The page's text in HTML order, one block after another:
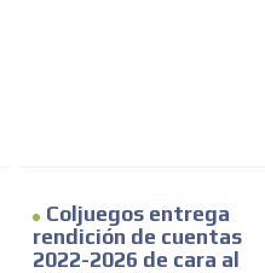
Coljuegos entrega
rendición de cuentas
2022-2026 de cara al
MVE